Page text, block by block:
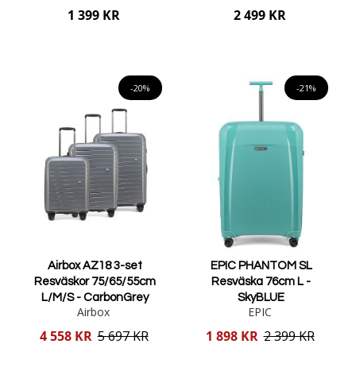
1 399 KR 2 499 KR
-20%
Airbox AZ18 3-set
Resväskor 75/65/55cm
L/M/S - CarbonGrey
Airbox
Reducerat
4 558 KR 5 697 KR
-21%
EPIC PHANTOM SL
Resväska 76cm L -
SkyBLUE
EPIC
Reducerat
1 898 KR 2 399 KR